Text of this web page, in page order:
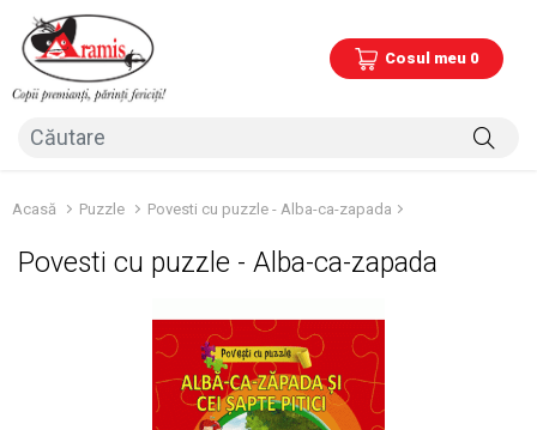
Cosul meu 0
Acasă Puzzle Povesti cu puzzle - Alba-ca-zapada
Povesti cu puzzle - Alba-ca-zapada